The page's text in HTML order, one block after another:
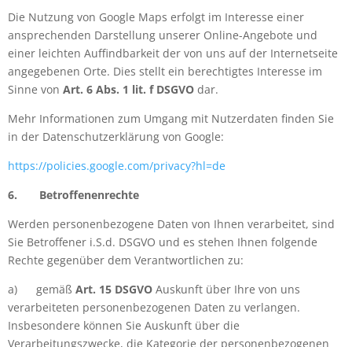
Die Nutzung von Google Maps erfolgt im Interesse einer
ansprechenden Darstellung unserer Online-Angebote und
einer leichten Auffindbarkeit der von uns auf der Internetseite
angegebenen Orte. Dies stellt ein berechtigtes Interesse im
Sinne von Art. 6 Abs. 1 lit. f DSGVO dar.
Mehr Informationen zum Umgang mit Nutzerdaten finden Sie
in der Datenschutzerklärung von Google:
https://policies.google.com/privacy?hl=de
6. Betroffenenrechte
Werden personenbezogene Daten von Ihnen verarbeitet, sind
Sie Betroffener i.S.d. DSGVO und es stehen Ihnen folgende
Rechte gegenüber dem Verantwortlichen zu:
a) gemäß Art. 15 DSGVO Auskunft über Ihre von uns
verarbeiteten personenbezogenen Daten zu verlangen.
Insbesondere können Sie Auskunft über die
Verarbeitungszwecke, die Kategorie der personenbezogenen